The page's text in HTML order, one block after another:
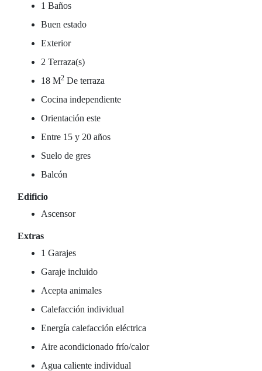
1 Baños
Buen estado
Exterior
2 Terraza(s)
18 M2 De terraza
Cocina independiente
Orientación este
Entre 15 y 20 años
Suelo de gres
Balcón
Edificio
Ascensor
Extras
1 Garajes
Garaje incluido
Acepta animales
Calefacción individual
Energía calefacción eléctrica
Aire acondicionado frío/calor
Agua caliente individual